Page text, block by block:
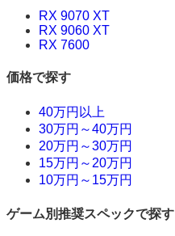
RX 9070 XT
RX 9060 XT
RX 7600
価格で探す
40万円以上
30万円～40万円
20万円～30万円
15万円～20万円
10万円～15万円
ゲーム別推奨スペックで探す